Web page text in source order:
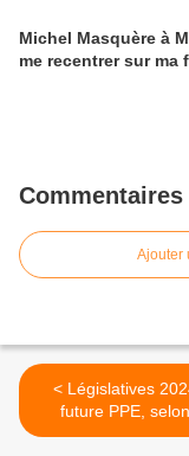
Michel Masquère à
me recentrer sur ma
Commentaires
Ajouter
< Législatives 2024 : la
future PPE,
différentes forces